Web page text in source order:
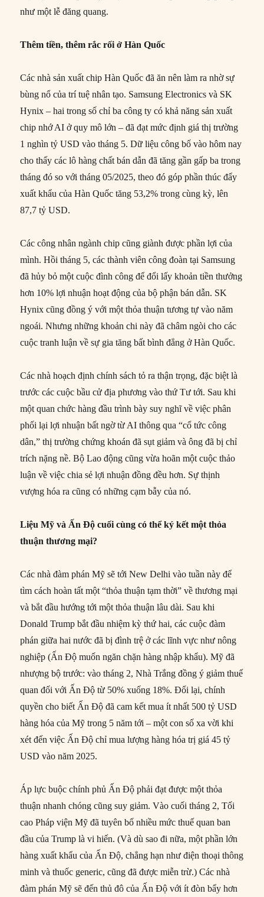
như một lễ đăng quang.
Thêm tiền, thêm rắc rối ở Hàn Quốc
Các nhà sản xuất chip Hàn Quốc đã ăn nên làm ra nhờ sự
bùng nổ của trí tuệ nhân tạo. Samsung Electronics và SK
Hynix – hai trong số chỉ ba công ty có khả năng sản xuất
chip nhớ AI ở quy mô lớn – đã đạt mức định giá thị trường
1 nghìn tỷ USD vào tháng 5. Dữ liệu công bố vào hôm nay
cho thấy các lô hàng chất bán dẫn đã tăng gần gấp ba trong
tháng đó so với tháng 05/2025, theo đó góp phần thúc đẩy
xuất khẩu của Hàn Quốc tăng 53,2% trong cùng kỳ, lên
87,7 tỷ USD.
Các công nhân ngành chip cũng giành được phần lợi của
mình. Hồi tháng 5, các thành viên công đoàn tại Samsung
đã hủy bỏ một cuộc đình công để đổi lấy khoản tiền thưởng
hơn 10% lợi nhuận hoạt động của bộ phận bán dẫn. SK
Hynix cũng đồng ý với một thỏa thuận tương tự vào năm
ngoái. Nhưng những khoản chi này đã châm ngòi cho các
cuộc tranh luận về sự gia tăng bất bình đẳng ở Hàn Quốc.
Các nhà hoạch định chính sách tỏ ra thận trọng, đặc biệt là
trước các cuộc bầu cử địa phương vào thứ Tư tới. Sau khi
một quan chức hàng đầu trình bày suy nghĩ về việc phân
phối lại lợi nhuận bất ngờ từ AI thông qua “cổ tức công
dân,” thị trường chứng khoán đã sụt giảm và ông đã bị chỉ
trích nặng nề. Bộ Lao động cũng vừa hoãn một cuộc thảo
luận về việc chia sẻ lợi nhuận đồng đều hơn. Sự thịnh
vượng hóa ra cũng có những cạm bẫy của nó.
Liệu Mỹ và Ấn Độ cuối cùng có thể ký kết một thỏa
thuận thương mại?
Các nhà đàm phán Mỹ sẽ tới New Delhi vào tuần này để
tìm cách hoàn tất một “thỏa thuận tạm thời” về thương mại
và bắt đầu hướng tới một thỏa thuận lâu dài. Sau khi
Donald Trump bắt đầu nhiệm kỳ thứ hai, các cuộc đàm
phán giữa hai nước đã bị đình trệ ở các lĩnh vực như nông
nghiệp (Ấn Độ muốn ngăn chặn hàng nhập khẩu). Mỹ đã
nhượng bộ trước: vào tháng 2, Nhà Trắng đồng ý giảm thuế
quan đối với Ấn Độ từ 50% xuống 18%. Đổi lại, chính
quyền cho biết Ấn Độ đã cam kết mua ít nhất 500 tỷ USD
hàng hóa của Mỹ trong 5 năm tới – một con số xa vời khi
xét đến việc Ấn Độ chỉ mua lượng hàng hóa trị giá 45 tỷ
USD vào năm 2025.
Áp lực buộc chính phủ Ấn Độ phải đạt được một thỏa
thuận nhanh chóng cũng suy giảm. Vào cuối tháng 2, Tối
cao Pháp viện Mỹ đã tuyên bố nhiều mức thuế quan ban
đầu của Trump là vi hiến. (Và dù sao đi nữa, một phần lớn
hàng xuất khẩu của Ấn Độ, chẳng hạn như điện thoại thông
minh và thuốc generic, cũng đã được miễn trừ.) Các nhà
đàm phán Mỹ sẽ đến thủ đô của Ấn Độ với ít đòn bẩy hơn